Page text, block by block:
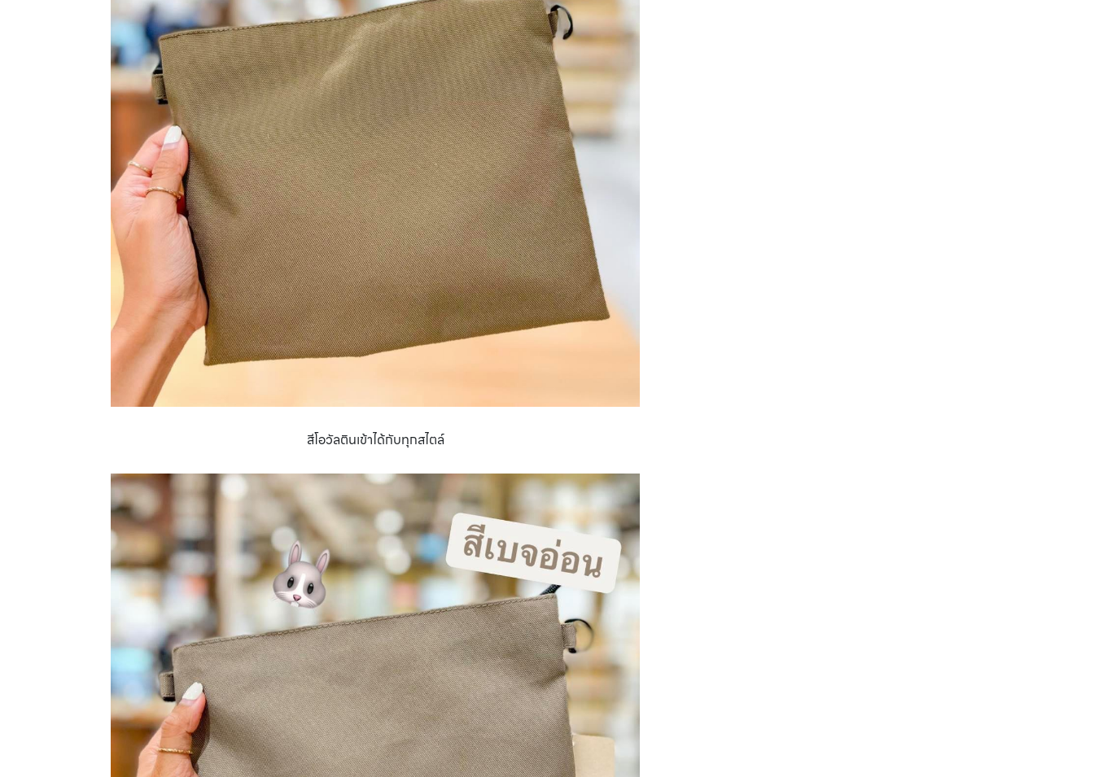
สีโอวัลตินเข้าได้กับทุกสไตล์